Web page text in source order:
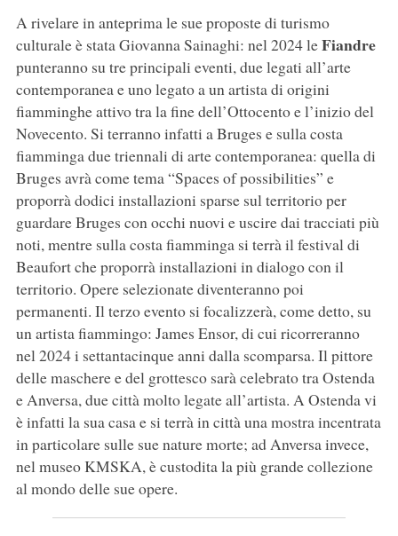
A rivelare in anteprima le sue proposte di turismo
culturale è stata Giovanna Sainaghi: nel 2024 leFiandre
punteranno su tre principali eventi, due legati all’arte
contemporanea e uno legato a un artista di origini
fiamminghe attivo tra la fine dell’Ottocento e l’inizio del
Novecento. Si terranno infatti a Bruges e sulla costa
fiamminga due triennali di arte contemporanea: quella di
Bruges avrà come tema “Spaces of possibilities” e
proporrà dodici installazioni sparse sul territorio per
guardare Bruges con occhi nuovi e uscire dai tracciati più
noti, mentre sulla costa fiamminga si terrà il festival di
Beaufort che proporrà installazioni in dialogo con il
territorio. Opere selezionate diventeranno poi
permanenti. Il terzo evento si focalizzerà, come detto, su
un artista fiammingo: James Ensor, di cui ricorreranno
nel 2024 i settantacinque anni dalla scomparsa. Il pittore
delle maschere e del grottesco sarà celebrato tra Ostenda
e Anversa, due città molto legate all’artista. A Ostenda vi
è infatti la sua casa e si terrà in città una mostra incentrata
in particolare sulle sue nature morte; ad Anversa invece,
nel museo KMSKA, è custodita la più grande collezione
al mondo delle sue opere.